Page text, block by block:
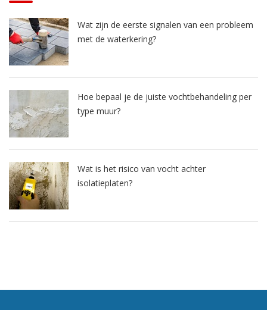
Wat zijn de eerste signalen van een probleem
met de waterkering?
Hoe bepaal je de juiste vochtbehandeling per
type muur?
Wat is het risico van vocht achter
isolatieplaten?